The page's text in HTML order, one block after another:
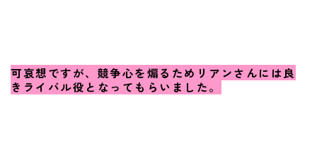
可哀想ですが、競争心を煽るためリアンさんには良
きライバル役となってもらいました。